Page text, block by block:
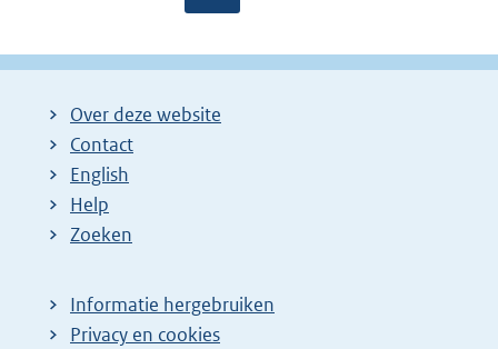
g
g
l
Over deze website
Contact
English
Help
Zoeken
Informatie hergebruiken
Privacy en cookies